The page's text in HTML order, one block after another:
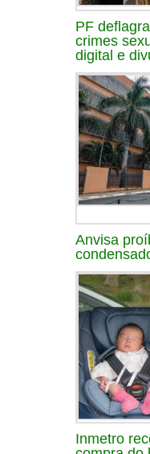
PF
crimes
digital e
Anvisa
Inmetro